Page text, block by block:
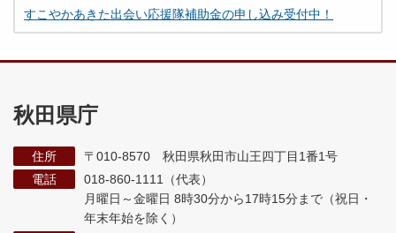
すこやかあきた出会い応援隊補助金の申し込み受付中！
秋田県庁
住所
〒010-8570 秋田県秋田市山王四丁目1番1号
電話
018-860-1111（代表）
月曜日～金曜日 8時30分から17時15分まで （祝日・
年末年始を除く）